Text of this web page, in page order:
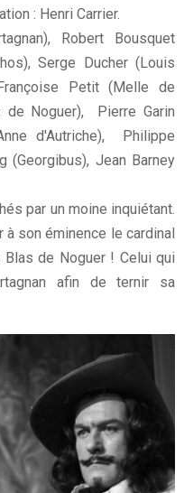
: Henri Carrier.
Robert Bousquet
Serge Ducher (Louis
Petit (Melle de
de Noguer), Pierre Garin
d'Autriche), Philippe
(Georgibus), Jean Barney
par un moine inquiétant.
à son éminence le cardinal
de Noguer ! Celui qui
afin de ternir sa